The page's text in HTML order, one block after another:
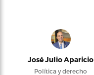
José Julio Aparicio
Política y derecho